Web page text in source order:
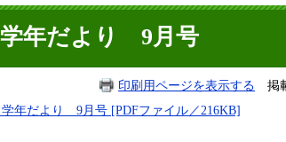
年だより 9月号
印刷用ページを表示する 掲
年だより 9月号 [PDFファイル／216KB]